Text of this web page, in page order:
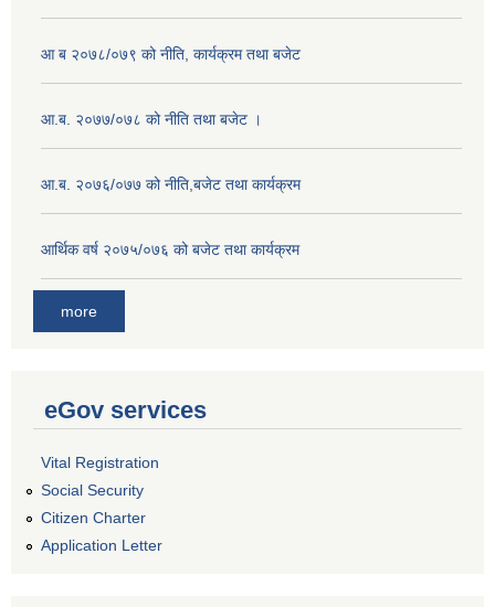
आ ब २०७८/०७९ को नीति, कार्यक्रम तथा बजेट
आ.ब. २०७७/०७८ को नीति तथा बजेट ।
आ.ब. २०७६/०७७ को नीति,बजेट तथा कार्यक्रम
आर्थिक वर्ष २०७५/०७६ को बजेट तथा कार्यक्रम
more
eGov services
Vital Registration
Social Security
Citizen Charter
Application Letter